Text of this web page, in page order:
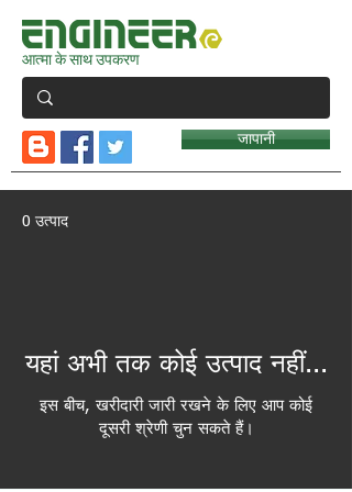
आत्मा के साथ उपकरण
जापानी
0 उत्पाद
यहां अभी तक कोई उत्पाद नहीं...
इस बीच, खरीदारी जारी रखने के लिए आप कोई
दूसरी श्रेणी चुन सकते हैं।